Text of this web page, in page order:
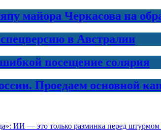
майора Черкасова на
в Австралии
посещение солярия
Проедаем основной